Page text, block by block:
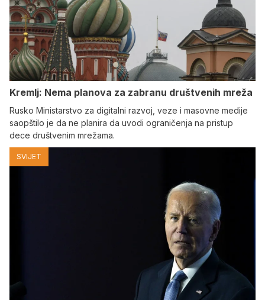
Kremlj: Nema planova za zabranu društvenih mreža
Rusko Ministarstvo za digitalni razvoj, veze i masovne medije
saopštilo je da ne planira da uvodi ograničenja na pristup
dece društvenim mrežama.
SVIJET